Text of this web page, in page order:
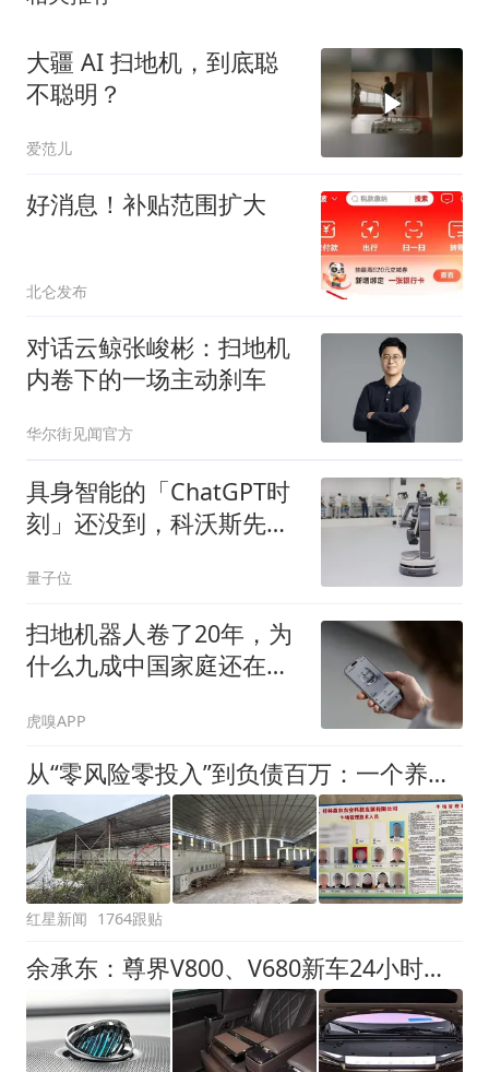
大疆 AI 扫地机，到底聪
不聪明？
爱范儿
好消息！补贴范围扩大
北仑发布
对话云鲸张峻彬：扫地机
内卷下的一场主动刹车
华尔街见闻官方
具身智能的「ChatGPT时
刻」还没到，科沃斯先把
量子位
扫地机器人卷了20年，为
什么九成中国家庭还在观
虎嗅APP
从“零风险零投入”到负债百万：一个养牛项目崩盘后，谁该为农户的贷款买单丨红星调查
红星新闻 1764跟贴
余承东：尊界V800、V680新车24小时大定突破3500台